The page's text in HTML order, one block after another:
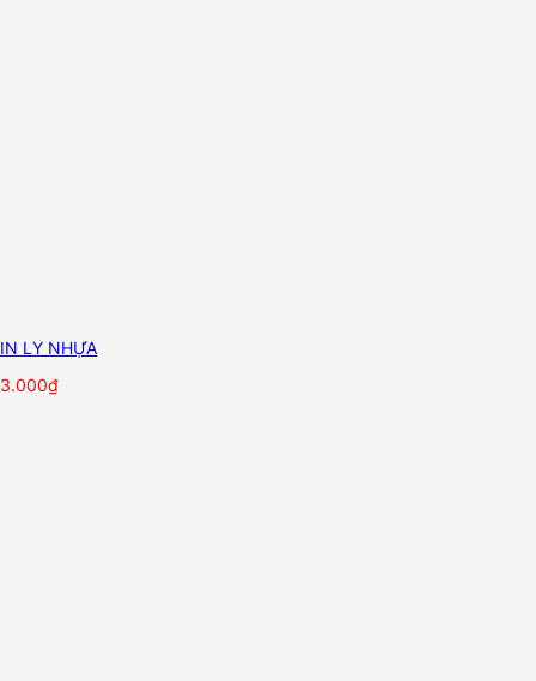
IN LY NHỰA
3.000₫